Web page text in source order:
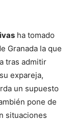
ha tomado
Granada la que
tras admitir
expareja,
un supuesto
pone de
situaciones